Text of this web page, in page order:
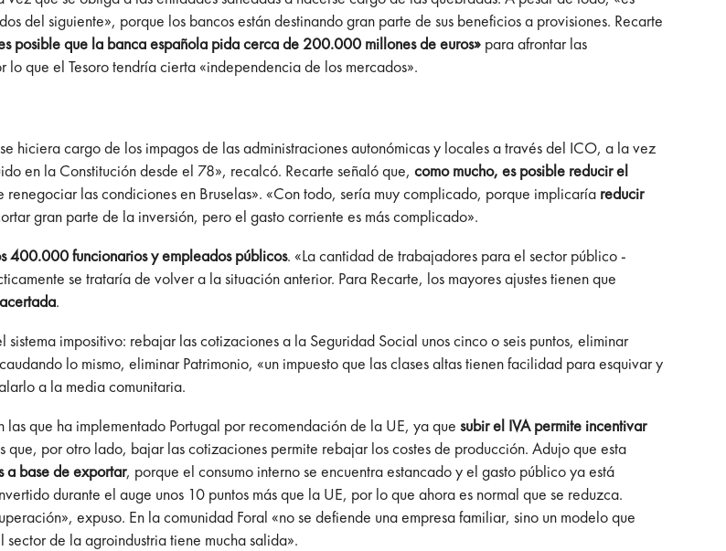
del siguiente», porque los bancos están destinando gran parte de sus beneficios a provisiones. Recarte
posible que la banca española pida cerca de 200.000 millones de euros» para afrontar las
que el Tesoro tendría cierta «independencia de los mercados».
hiciera cargo de los impagos de las administraciones autonómicas y locales a través del ICO, a la vez
en la Constitución desde el 78», recalcó. Recarte señaló que,como mucho, es posible reducir el
renegociar las condiciones en Bruselas». «Con todo, sería muy complicado, porque implicaría reducir
gran parte de la inversión, pero el gasto corriente es más complicado».
400.000 funcionarios y empleados públicos. «La cantidad de trabajadores para el sector público -
se trataría de volver a la situación anterior. Para Recarte, los mayores ajustes tienen que
.
impositivo: rebajar las cotizaciones a la Seguridad Social unos cinco o seis puntos, eliminar
lo mismo, eliminar Patrimonio, «un impuesto que las clases altas tienen facilidad para esquivar y
a la media comunitaria.
las que ha implementado Portugal por recomendación de la UE, ya quesubir el IVA permite incentivar
por otro lado, bajar las cotizaciones permite rebajar los costes de producción. Adujo que esta
a base de exportar, porque el consumo interno se encuentra estancado y el gasto público ya está
durante el auge unos 10 puntos más que la UE, por lo que ahora es normal que se reduzca.
expuso. En la comunidad Foral «no se defiende una empresa familiar, sino un modelo que
de la agroindustria tiene mucha salida».